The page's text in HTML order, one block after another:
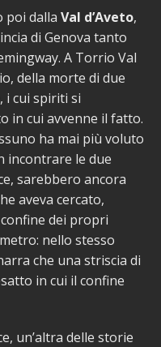
poi dalla Val d’Aveto,
di Genova tanto
A Torrio Val
della morte di due
i cui spiriti si
in cui avvenne il fatto.
ha mai più voluto
incontrare le due
sarebbero ancora
aveva cercato,
dei propri
nello stesso
che una striscia di
in cui il confine
un’altra delle storie